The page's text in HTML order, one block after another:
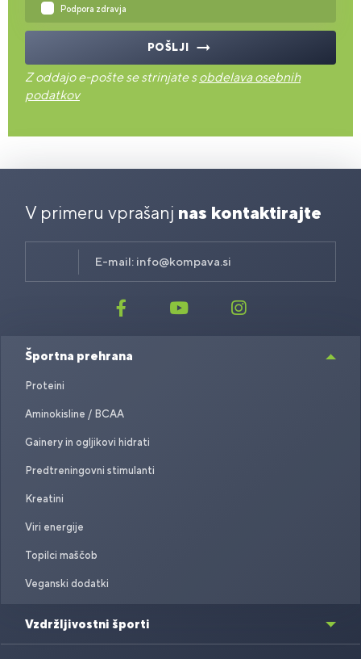
Podpora zdravja
POŠLJI
Z oddajo e-pošte se strinjate sobdelava osebnih
podatkov
V primeru vprašanj nas kontaktirajte
E-mail: info@kompava.si
Športna prehrana
Proteini
Aminokisline / BCAA
Gainery in ogljikovi hidrati
Predtreningovni stimulanti
Kreatini
Viri energije
Topilci maščob
Veganski dodatki
Vzdržljivostni športi